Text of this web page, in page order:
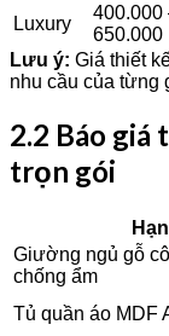
Luxury
400.000
650.000
Lưu ý: Giá thiết
nhu cầu của từng
2.2 Báo giá
trọn gói
Giường ngủ gỗ
chống ẩm
Tủ quần áo MDF